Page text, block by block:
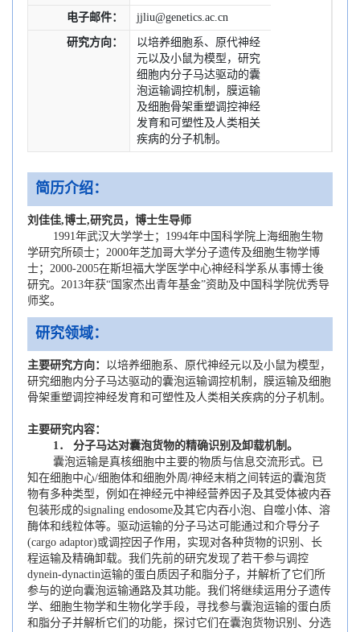
电子邮件： jjliu@genetics.ac.cn
研究方向：
以培养细胞系、原代神经
元以及小鼠为模型，研究
细胞内分子马达驱动的囊
泡运输调控机制，膜运输
及细胞骨架重塑调控神经
发育和可塑性及人类相关
疾病的分子机制。
简历介绍：
刘佳佳,博士,研究员，博士生导师
1991年武汉大学学士；1994年中国科学院上海细胞生物
学研究所硕士；2000年芝加哥大学分子遗传及细胞生物学博
士；2000-2005在斯坦福大学医学中心神经科学系从事博士後
研究。2013年获“国家杰出青年基金”资助及中国科学院优秀导
师奖。
研究领域：
主要研究方向： 以培养细胞系、原代神经元以及小鼠为模型，
研究细胞内分子马达驱动的囊泡运输调控机制，膜运输及细胞
骨架重塑调控神经发育和可塑性及人类相关疾病的分子机制。
主要研究内容：
1． 分子马达对囊泡货物的精确识别及卸载机制。
囊泡运输是真核细胞中主要的物质与信息交流形式。已
知在细胞中心/细胞体和细胞外周/神经末梢之间转运的囊泡货
物有多种类型，例如在神经元中神经营养因子及其受体被内吞
包装形成的signaling endosome及其它内吞小泡、自噬小体、溶
酶体和线粒体等。驱动运输的分子马达可能通过和介导分子
(cargo adaptor)或调控因子作用，实现对各种货物的识别、长
程运输及精确卸载。我们先前的研究发现了若干参与调控
dynein-dynactin运输的蛋白质因子和脂分子，并解析了它们所
参与的逆向囊泡运输通路及其功能。我们将继续运用分子遗传
学、细胞生物学和生物化学手段，寻找参与囊泡运输的蛋白质
和脂分子并解析它们的功能，探讨它们在囊泡货物识别、分选